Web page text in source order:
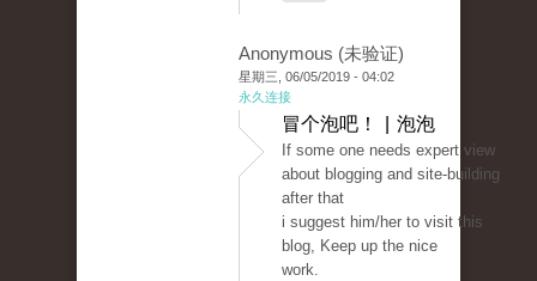
Anonymous (未验证)
星期三, 06/05/2019 - 04:02
永久连接
冒个泡吧！ | 泡泡
If some one needs expert view
about blogging and site-building
after that
i suggest him/her to visit this
blog, Keep up the nice
work.